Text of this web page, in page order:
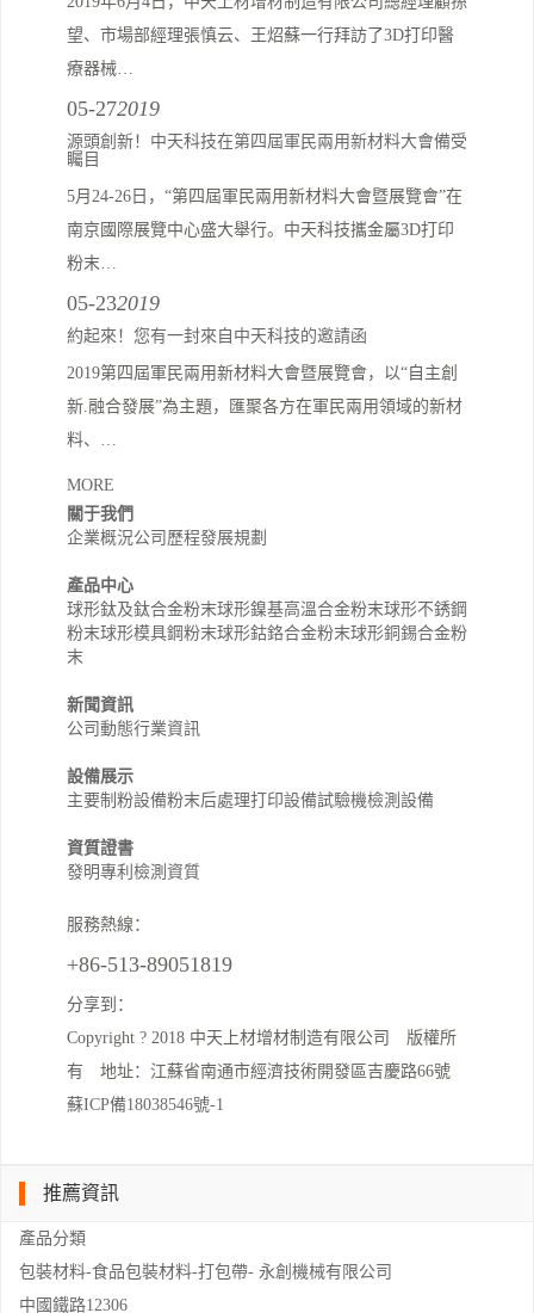
望、市場部經理張慎云、王炤蘇一行拜訪了3D打印醫
療器械…
05-272019
源頭創新！中天科技在第四屆軍民兩用新材料大會備受
矚目
5月24-26日，“第四屆軍民兩用新材料大會暨展覽會”在
南京國際展覽中心盛大舉行。中天科技攜金屬3D打印
粉末…
05-232019
約起來！您有一封來自中天科技的邀請函
2019第四屆軍民兩用新材料大會暨展覽會，以“自主創
新.融合發展”為主題，匯聚各方在軍民兩用領域的新材
料、…
MORE
關于我們
企業概況公司歷程發展規劃
產品中心
球形鈦及鈦合金粉末球形鎳基高溫合金粉末球形不銹鋼
粉末球形模具鋼粉末球形鈷鉻合金粉末球形銅錫合金粉
末
新聞資訊
公司動態行業資訊
設備展示
主要制粉設備粉末后處理打印設備試驗機檢測設備
資質證書
發明專利 檢測資質
服務熱線：
+86-513-89051819
分享到：
Copyright ? 2018 中天上材增材制造有限公司 版權所
有 地址：江蘇省南通市經濟技術開發區吉慶路66號
蘇ICP備18038546號-1
推薦資訊
產品分類
包裝材料-食品包裝材料-打包帶- 永創機械有限公司
中國鐵路12306